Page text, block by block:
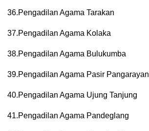
36.Pengadilan Agama Tarakan
37.Pengadilan Agama Kolaka
38.Pengadilan Agama Bulukumba
39.Pengadilan Agama Pasir Pangarayan
40.Pengadilan Agama Ujung Tanjung
41.Pengadilan Agama Pandeglang